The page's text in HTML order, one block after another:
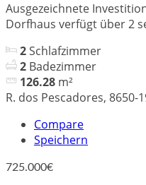
Ausgezeichnete
Dorfhaus verfügt über 2
2Schlafzimmer
2 Badezimmer
126.28 m²
R. dos Pescadores, 8650-
Compare
Speichern
725.000€